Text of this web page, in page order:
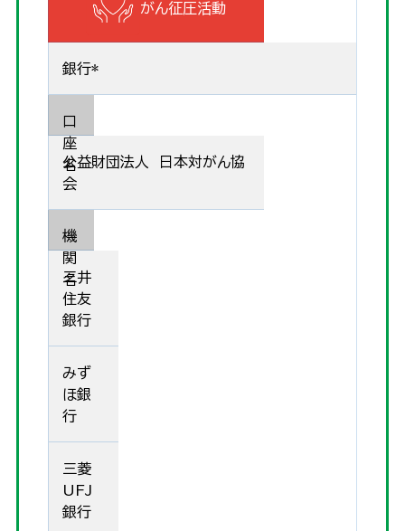
がん征圧活動
銀行*
口
座
名
公益財団法人 日本対がん協
会
機
関
名
三井
住友
銀行
みず
ほ銀
行
三菱
UFJ
銀行